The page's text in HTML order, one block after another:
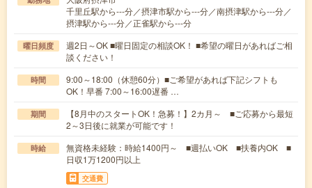
千里丘駅から---分／摂津市駅から---分／南摂津駅から---分／
摂津駅から---分／正雀駅から---分
曜日頻度
週2日～OK ■曜日固定の相談OK！ ■希望の曜日があればご相
談ください！
時間
9:00～18:00（休憩60分）■ご希望があれば下記シフトも
OK！早番 7:00～16:00遅番 …
期間
【8月中のスタートOK！急募！】2カ月～ ■ご応募から最短
2～3日後に就業が可能です！
時給
無資格未経験：時給1400円～ ■週払いOK ■扶養内OK ■
日収1万1200円以上
交通費